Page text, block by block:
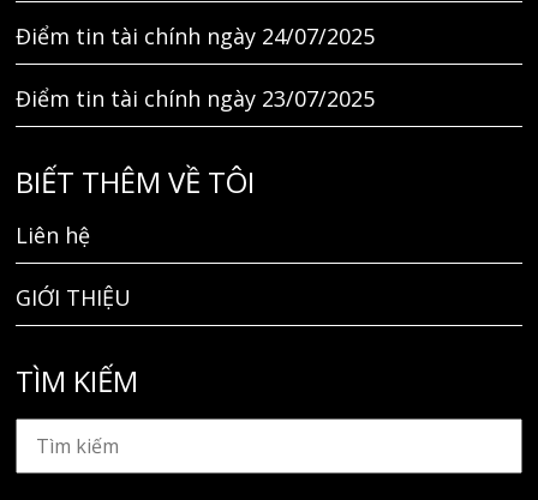
Điểm tin tài chính ngày 24/07/2025
Điểm tin tài chính ngày 23/07/2025
BIẾT THÊM VỀ TÔI
Liên hệ
GIỚI THIỆU
TÌM KIẾM